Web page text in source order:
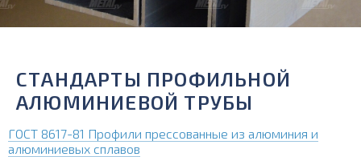
СТАНДАРТЫ ПРОФИЛЬНОЙ
АЛЮМИНИЕВОЙ ТРУБЫ
ГОСТ 8617-81 Профили прессованные из алюминия и
алюминиевых сплавов